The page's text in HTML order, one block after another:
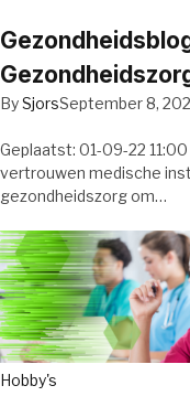
BySjorsSeptember 8,
Geplaatst: 01-09-22
vertrouwen medische
gezondheidszorg om…
Hobby's